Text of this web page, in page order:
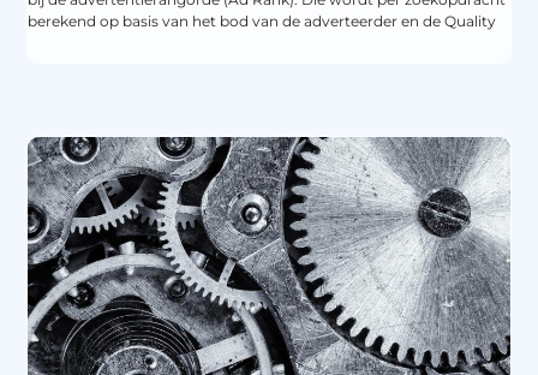
berekend op basis van het bod van de adverteerder en de Quality